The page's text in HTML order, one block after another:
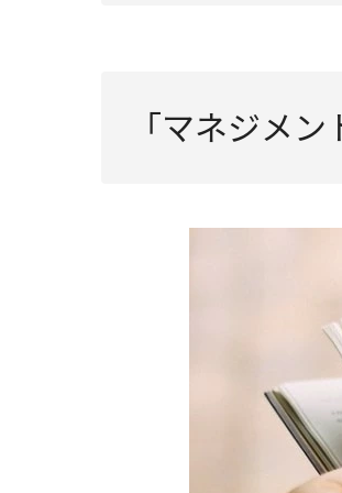
「マネジメ